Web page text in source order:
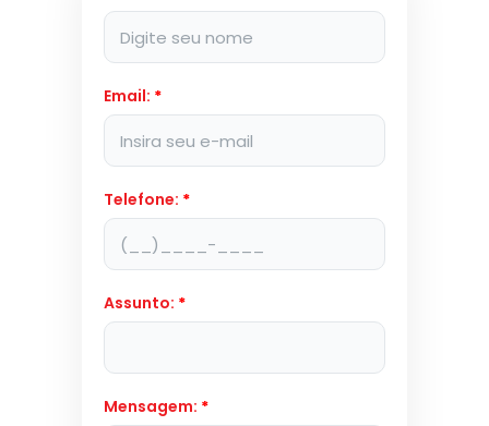
Email: *
Telefone: *
Assunto: *
Mensagem: *